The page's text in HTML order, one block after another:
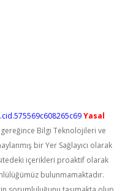
Yasal
gereğince Bilgi Teknolojileri ve
bir Yer Sağlayıcı olarak
içerikleri proaktif olarak
bulunmamaktadır.